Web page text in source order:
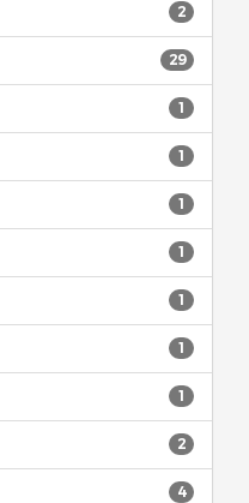
2
29
1
1
1
1
1
1
1
2
4